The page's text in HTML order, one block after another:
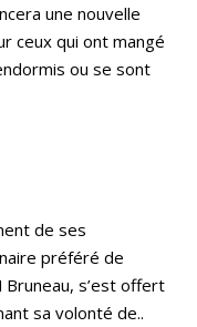
une nouvelle
ceux qui ont mangé
ou se sont
de ses
préféré de
s’est offert
sa volonté de..